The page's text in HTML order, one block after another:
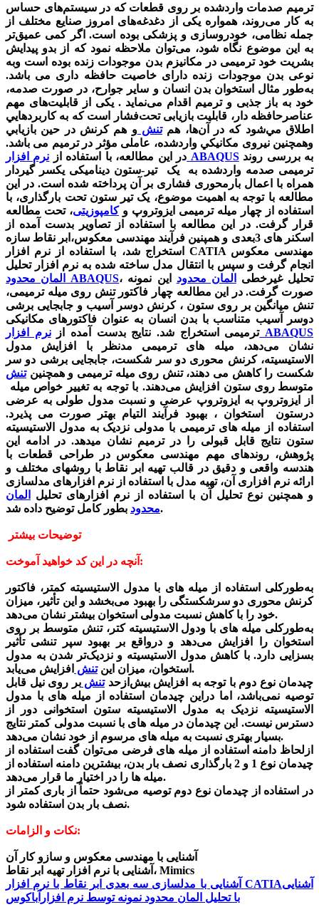
ترمیم صدمات واردشده بر روی قطعات که در سیستم‌های حساس
به کار می‌روند، همواره یکی از دغدغه‌های امروز صنایع مختلف از
جمله نظامی، خودروسازی و پزشکی بوده است. اگر کمی عمیق‌تر
به این موضوع نگاه شود، می‌توان ملاحظه نمود که از بدو پیدایش
بشریت خود ترمیمی در مکانیزم بدن موجودات زنده بوده است وبه
نوعی بدن موجودات زنده دارای خاصیت حافظه داری می باشد.
به‌طور مثال استخوان بدن انسان و سایر جوارح، در صورت صدمه،
خود به باز جذبی و ترمیم اقدام می‌نماید . یکی از قابلیت‌های مهم
عناصرحافظه دار، قابلیت بازیابی تحت‌فشار است که به كاربردهايي
اطلاق مي‏‌شود كه در آن‌ها، همتنشو هم كرنش در حين بازيابي
وهمچنین نیروی مكانيكي واردشده، عاملی مؤثر در ترمیم می باشد.
در این مطالعه، با استفاده از نرم افزار ABAQUSبه بررسی روند
ترمیمی صدمه واردشده به یک تیر-ستون دینامیکی یکسر گیردار
همراه با اعمال بارمحوری فشاری بر آن پرداخته شده است. در این
مطالعه با توجه به اهمیت موضوع، یک تیر ستون تحت بارگذاری، با
استفاده از چهار میله ترمیمی ایزوتروپ وکامپوزیتی، تحت مطالعه
قرار گرفت. در این مطالعه با استفاده از تصاویر بدست آمده از
اسکنر های 3بعدی و همپنین فرآیند مهندسی معکوس،ابر نقاط سازه
استخراج شد، با استفاده از نرم افزار CATIA مهندسی معکوس
انجام گرفت و سپس با انتقال مدل ساخته شده به نرم افزار تحلیل
المان محدود ABAQUS
، تحلیل غیرخطی المان محدود این نمونه
صورت گرفت. در این مطالعه چهار فاکتور تنش روی میله ترمیمی،
تنش میانگین بر روی ستون ، کرنش دوسر آسیب و جابجایی برشی
دوسر آسیب متناسب با بدن انسان به عنوان فاکتورهای مکانیکی
ترمیمی استخراج شد. نتایج بدست آمده ازنرم افزار ABAQUS
نشان می‌دهد، میله های ترمیمی مدنظر با افزایش مدول
الاستیسیته، کرنش محوری دو سر شکست، جابجایی برشی دو سر
شکست را کاهش می دهند، تنش روی میله ترمیمی و همچنینتنش
متوسط روی ستون افزایش می‌دهند. با توجه به تغییر خواص میله
از ایزوتروپ به ایزوتروپ عرضی و نسبت مدول طولی به عرضی
درستون استخوان ، بهبود فرآیند التیام بهتر صورت می پذیرد.
استفاده از میله های ترمیمی با مدولی نزدیک به مدول الاستیسیته
ستون نتایج قابل قبولی را در ترمیم نشان میدهد. در ادامه این
پژوهش، روندهای مهم مهندسی معکوس در طراحی قطعات با
هندسه واقعی و دقیق در قالب تهیه ابر نقاط با روشهای مختلف و
ارائه نرم افزاری آن، تهیه مدل با استفاده از نرم افزارهای مدلسازی
و همچنین نوع تحلیل آن با استفاده از نرم افزارهای تحلیل
المان
محدودبطور کامل توضیح داده شد.
توضیحات بیشتر
آنچه در این کد خواهید آموخت:
به‌طورکلی استفاده از میله های با مدول الاستیسیته کمتر، فاکتور
کرنش محوری دو سرشکستگی را بهبود می‌بخشد و این تأثیر، میزان
خود را با کاهش نسبت مدولی استخوان بیشتر نشان می‌دهد.
به‌طورکلی میله های با ودول الاستیسیته کتر، تنش متوسط بر روی
استخوان را افزایش می‌دهد و درواقع بر بهبود سپر تنشی تأثیر
بسزایی دارد. با کاهش مدول الاستیسیته و نزدیک‌تر شدن به مدول
استخوان، میزان اینتنش
افزایش می‌یابد.
چیدمان نوع دوم با توجه به افزایش بیش‌ازحدتنشبر روی نیل قابل
توصیه نمی‌باشد، اما دراین چیدمان استفاده از میله های با مدول
الاستیسیته نزدیک به مدول الاستیسیته ستون استخوانی دور از
دسترس نیست. این چیدمان در میله های با نسبت مدولی کمتر نتایج
بسیار بهتری نسبت به میله های مرسوم از خود نشان می‌دهد.
ازلحاظ دامنه استفاده از میله های فرضی می‌توان گفت استفاده از
چیدمان نوع 1 و 2 بارگذاری نصف بار بدن، بیشترین دامنه استفاده از
میله ها را در اختیار ما قرار می‌دهد.
در استفاده از چیدمان نوع دوم توصیه می‌شود حتماً از باری کمتر از
نصف بار بدن استفاده شود.
نکات و الزامات:
آشنایی با مهندسی معکوس و سازو کار آن
آشنایی با نرم افزار تهیه ابر نقاط، Mimics
آشنایی با مدلسازی سه بعدی ابر نقاط با نرم افزار CATIAآشنایی
با تحلیل المان محدود نمونه توسط نرم افزارآباکوس